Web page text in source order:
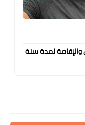
لمدة سنة